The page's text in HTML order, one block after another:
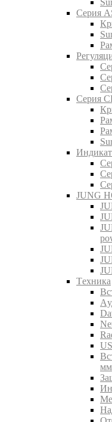
Серия
Серия
JUNG
Tехника
мм